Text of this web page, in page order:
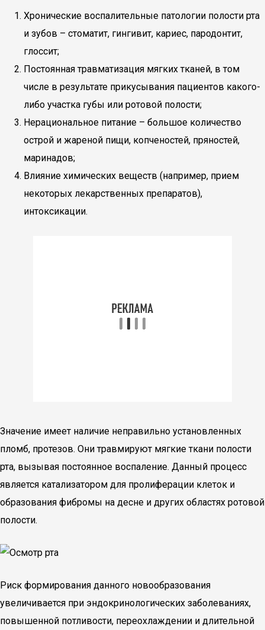
Хронические воспалительные патологии полости рта
и зубов – стоматит, гингивит, кариес, пародонтит,
глоссит;
Постоянная травматизация мягких тканей, в том
числе в результате прикусывания пациентов какого-
либо участка губы или ротовой полости;
Нерациональное питание – большое количество
острой и жареной пищи, копченостей, пряностей,
маринадов;
Влияние химических веществ (например, прием
некоторых лекарственных препаратов),
интоксикации.
Значение имеет наличие неправильно установленных
пломб, протезов. Они травмируют мягкие ткани полости
рта, вызывая постоянное воспаление. Данный процесс
является катализатором для пролиферации клеток и
образования фибромы на десне и других областях ротовой
полости.
Риск формирования данного новообразования
увеличивается при эндокринологических заболеваниях,
повышенной потливости, переохлаждении и длительной